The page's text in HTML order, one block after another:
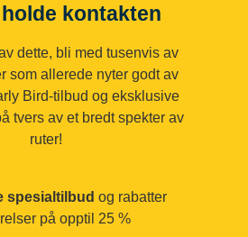
holde kontakten
dette, bli med tusenvis av
som allerede nyter godt av
Bird-tilbud og eksklusive
tvers av et bredt spekter av
ruter!
spesialtilbud og rabatter
på opptil 25 %